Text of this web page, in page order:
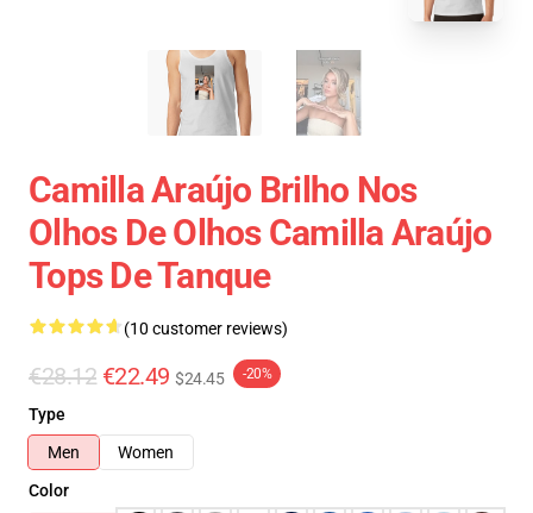
Camilla Araújo Brilho Nos
Olhos De Olhos Camilla Araújo
Tops De Tanque
(10 customer reviews)
€28.12 €22.49 $24.45 -20%
Type
Men
Women
Color